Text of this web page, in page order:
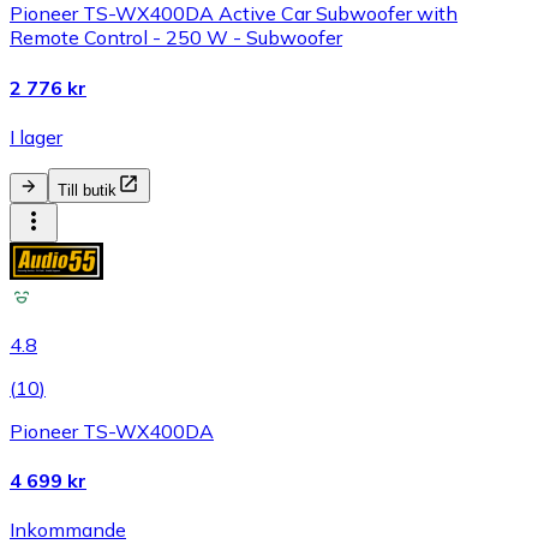
Pioneer TS-WX400DA Active Car Subwoofer with
Remote Control - 250 W - Subwoofer
2 776 kr
I lager
Till butik
4.8
(10)
Pioneer TS-WX400DA
4 699 kr
Inkommande